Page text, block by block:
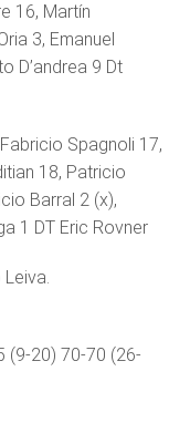
16, Martín
3, Emanuel
D’andrea 9 Dt
Spagnoli 17,
18, Patricio
Barral 2 (x),
1 DT Eric Rovner
(9-20) 70-70 (26-